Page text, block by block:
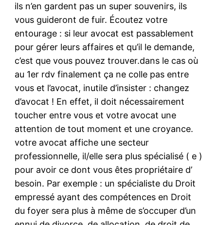
ils n’en gardent pas un super souvenirs, ils
vous guideront de fuir. Écoutez votre
entourage : si leur avocat est passablement
pour gérer leurs affaires et qu’il le demande,
c’est que vous pouvez trouver.dans le cas où
au 1er rdv finalement ça ne colle pas entre
vous et l’avocat, inutile d’insister : changez
d’avocat ! En effet, il doit nécessairement
toucher entre vous et votre avocat une
attention de tout moment et une croyance.
votre avocat affiche une secteur
professionnelle, il/elle sera plus spécialisé ( e )
pour avoir ce dont vous êtes propriétaire d’
besoin. Par exemple : un spécialiste du Droit
empressé ayant des compétences en Droit
du foyer sera plus à même de s’occuper d’un